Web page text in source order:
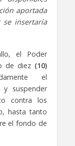
aportada
insertaría
el Poder
de diez (10)
el
suspender
contra los
hasta tanto
el fondo de